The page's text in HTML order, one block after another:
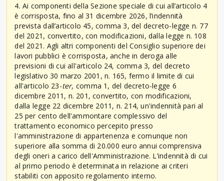
4. Ai componenti della Sezione speciale di cui all’articolo 4
è corrisposta, fino al 31 dicembre 2026, l’indennità
prevista dall’articolo 45, comma 3, del decreto-legge n. 77
del 2021, convertito, con modificazioni, dalla legge n. 108
del 2021. Agli altri componenti del Consiglio superiore dei
lavori pubblici è corrisposta, anche in deroga alle
previsioni di cui all'articolo 24, comma 3, del decreto
legislativo 30 marzo 2001, n. 165, fermo il limite di cui
all'articolo 23-ter, comma 1, del decreto-legge 6
dicembre 2011, n. 201, convertito, con modificazioni,
dalla legge 22 dicembre 2011, n. 214, un'indennità pari al
25 per cento dell'ammontare complessivo del
trattamento economico percepito presso
l'amministrazione di appartenenza e comunque non
superiore alla somma di 20.000 euro annui comprensiva
degli oneri a carico dell'Amministrazione. L’indennità di cui
al primo periodo è determinata in relazione ai criteri
stabiliti con apposito regolamento interno.